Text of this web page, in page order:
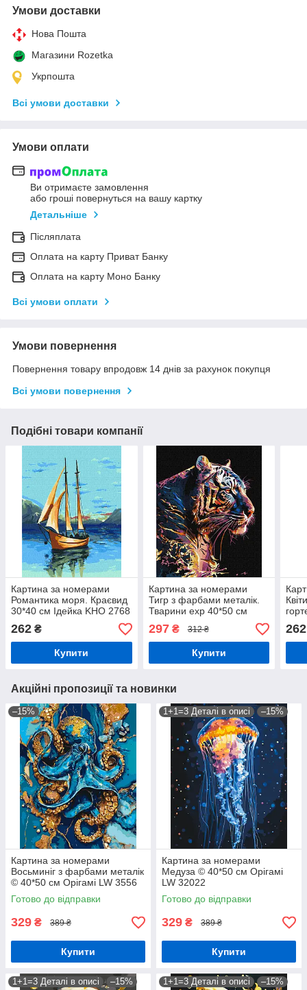
Умови доставки
Нова Пошта
Магазини Rozetka
Укрпошта
Всі умови доставки
Умови оплати
Ви отримаєте замовлення
або гроші повернуться на вашу картку
Детальніше
Післяплата
Оплата на карту Приват Банку
Оплата на карту Моно Банку
Всі умови оплати
Умови повернення
Повернення товару впродовж 14 днів за рахунок покупця
Всі умови повернення
Подібні товари компанії
Картина за номерами
Романтика моря. Краєвид
30*40 см Ідейка KHO 2768
262 ₴
Купити
Картина за номерами
Тигр з фарбами металік.
Тварини exp 40*50 см
297₴ 312 ₴
Купити
262
Акційні пропозиції та новинки
–15%
Картина за номерами
Восьминіг з фарбами металік
© 40*50 см Орігамі LW 3556
Готово до відправки
329 ₴ 389 ₴
Купити
1+1=3 Деталі в описі –15%
Картина за номерами
Медуза © 40*50 см Орігамі
LW 32022
Готово до відправки
329 ₴ 389 ₴
Купити
1+1=3 Деталі в описі –15% 1+1=3 Деталі в описі –15%